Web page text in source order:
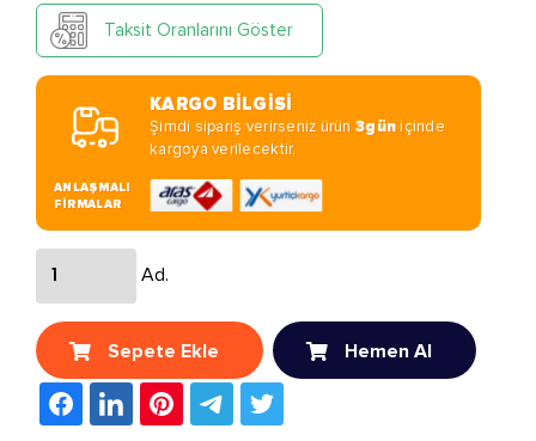
Taksit Oranlarını Göster
KARGO BİLGİSİ
Şimdi sipariş verirseniz ürün 3güniçinde
kargoya verilecektir.
ANLAŞMALI
FİRMALAR
Ad.
Sepete Ekle Hemen Al